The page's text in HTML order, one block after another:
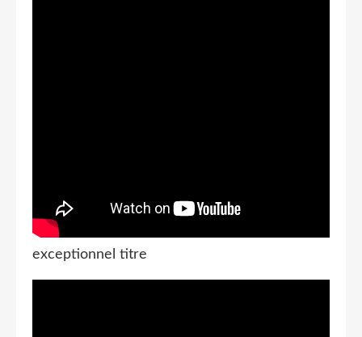
exceptionnel titre